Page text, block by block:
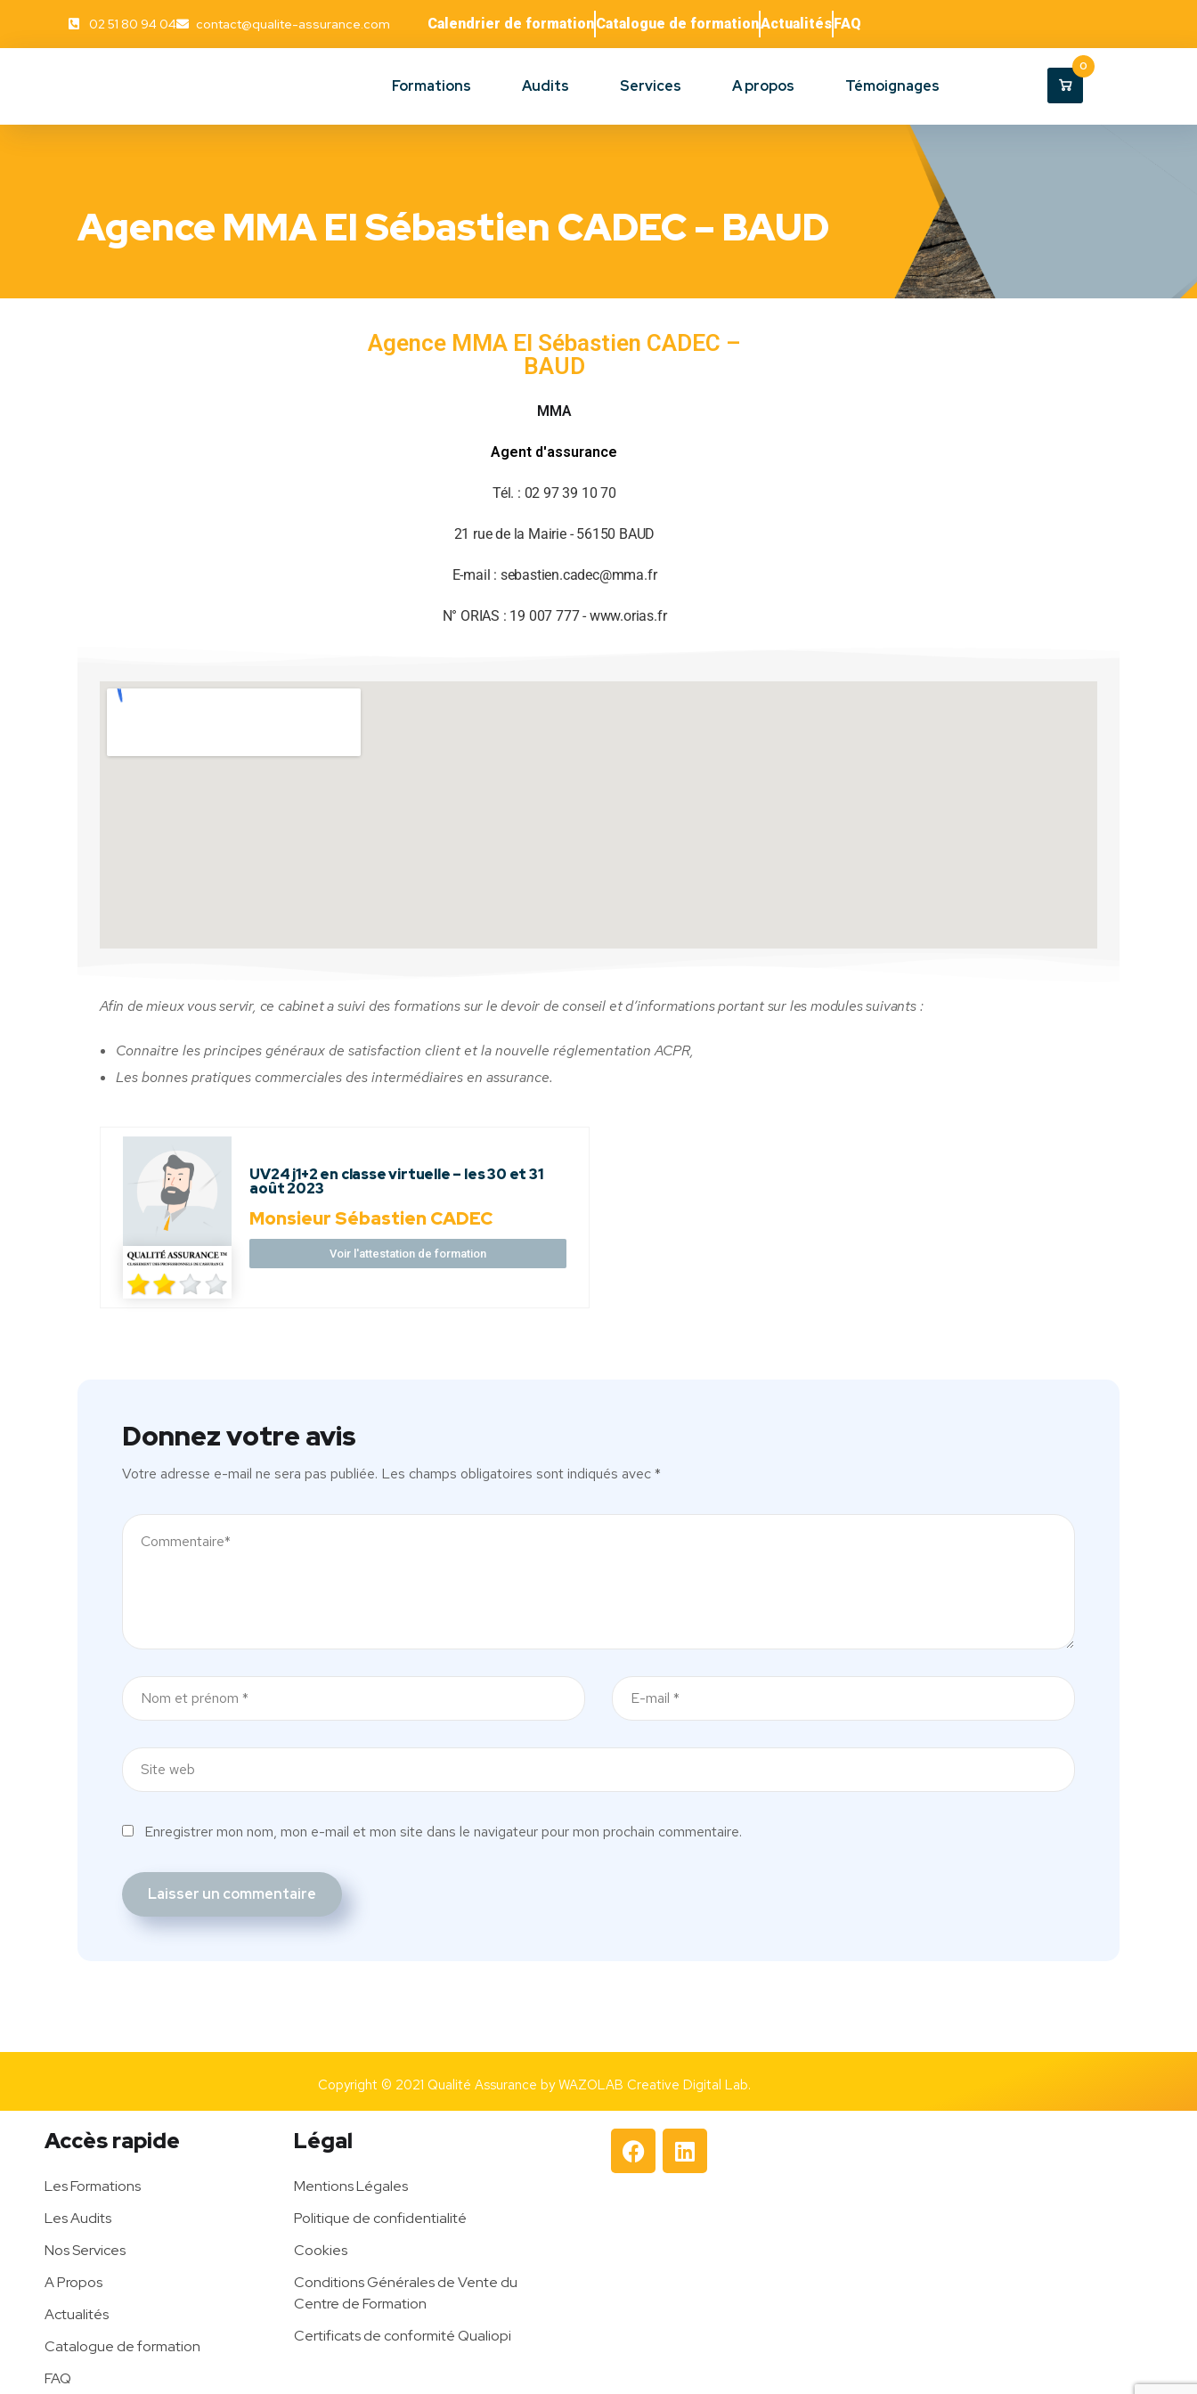
02 51 80 94 04 contact@qualite-assurance.com Calendrier de formationCatalogue de formationActualitésFAQ
Formations Audits Services A propos Témoignages
0
Agence MMA EI Sébastien CADEC – BAUD
Agence MMA EI Sébastien CADEC –
BAUD
MMA
Agent d'assurance
Tél. : 02 97 39 10 70
21 rue de la Mairie - 56150 BAUD
E-mail : sebastien.cadec@mma.fr
N° ORIAS : 19 007 777 - www.orias.fr
Afin de mieux vous servir, ce cabinet a suivi des formations sur le devoir de conseil et d’informations portant sur les modules suivants :
Connaitre les principes généraux de satisfaction client et la nouvelle réglementation ACPR,
Les bonnes pratiques commerciales des intermédiaires en assurance.
UV24 j1+2 en classe virtuelle – les 30 et 31
août 2023
Monsieur Sébastien CADEC
Voir l'attestation de formation
Donnez votre avis
Votre adresse e-mail ne sera pas publiée. Les champs obligatoires sont indiqués avec*
Enregistrer mon nom, mon e-mail et mon site dans le navigateur pour mon prochain commentaire.
Copyright © 2021 Qualité Assurance byWAZOLAB Creative Digital Lab.
Accès rapide
Les Formations
Les Audits
Nos Services
A Propos
Actualités
Catalogue de formation
FAQ
Légal
Mentions Légales
Politique de confidentialité
Cookies
Conditions Générales de Vente du
Centre de Formation
Certificats de conformité Qualiopi